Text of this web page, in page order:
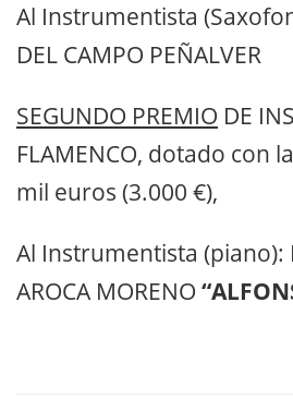
Al Instrumentista
DEL CAMPO PEÑALVER
SEGUNDO PREMIO DE
FLAMENCO, dotado con
mil euros (3.000 €),
Al Instrumentista (piano):
AROCA MORENO